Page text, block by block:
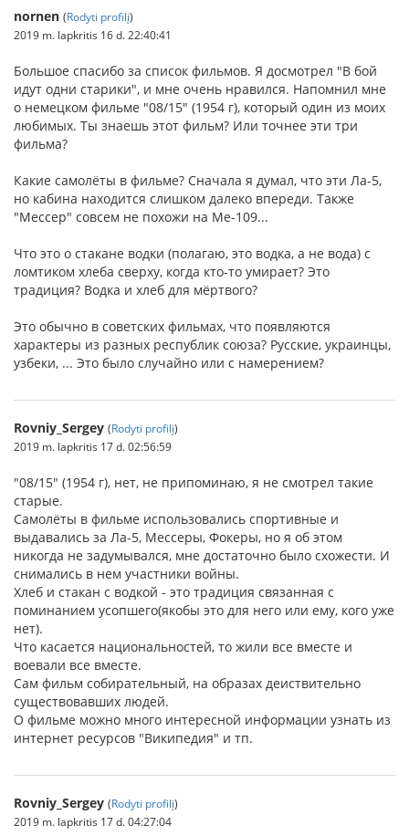
nornen (Rodyti profilį)
2019 m. lapkritis 16 d. 22:40:41
Большое спасибо за список фильмов. Я досмотрел "В бой
идут одни старики", и мне очень нравился. Напомнил мне
о немецком фильме "08/15" (1954 г), который один из моих
любимых. Ты знаешь этот фильм? Или точнее эти три
фильма?
Какие самолёты в фильме? Сначала я думал, что эти Ла-5,
но кабина находится слишком далеко впереди. Также
"Мессер" совсем не похожи на Me-109...
Что это о стакане водки (полагаю, это водка, а не вода) с
ломтиком хлеба сверху, когда кто-то умирает? Это
традиция? Водка и хлеб для мёртвого?
Это обычно в советских фильмах, что появляются
характеры из разных республик союза? Русские, украинцы,
узбеки, ... Это было случайно или с намерением?
Rovniy_Sergey (Rodyti profilį)
2019 m. lapkritis 17 d. 02:56:59
"08/15" (1954 г), нет, не припоминаю, я не смотрел такие
старые.
Самолёты в фильме использовались спортивные и
выдавались за Ла-5, Мессеры, Фокеры, но я об этом
никогда не задумывался, мне достаточно было схожести. И
снимались в нем участники войны.
Хлеб и стакан с водкой - это традиция связанная с
поминанием усопшего(якобы это для него или ему, кого уже
нет).
Что касается национальностей, то жили все вместе и
воевали все вместе.
Сам фильм собирательный, на образах деиствительно
существовавших людей.
О фильме можно много интересной информации узнать из
интернет ресурсов "Википедия" и тп.
Rovniy_Sergey (Rodyti profilį)
2019 m. lapkritis 17 d. 04:27:04